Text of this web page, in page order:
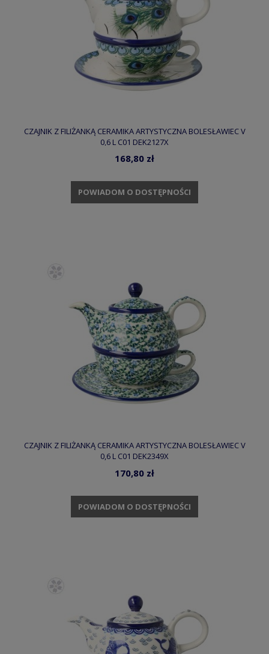
CZAJNIK Z FILIŻANKĄ CERAMIKA ARTYSTYCZNA BOLESŁAWIEC V
0,6 L C01 DEK2127X
168,80 zł
POWIADOM O DOSTĘPNOŚCI
CZAJNIK Z FILIŻANKĄ CERAMIKA ARTYSTYCZNA BOLESŁAWIEC V
0,6 L C01 DEK2349X
170,80 zł
POWIADOM O DOSTĘPNOŚCI